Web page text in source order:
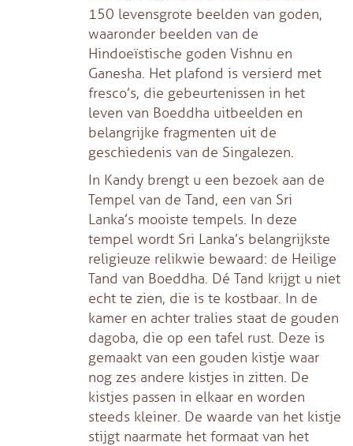
150 levensgrote beelden van goden,
waaronder beelden van de
Hindoeïstische goden Vishnu en
Ganesha. Het plafond is versierd met
fresco’s, die gebeurtenissen in het
leven van Boeddha uitbeelden en
belangrijke fragmenten uit de
geschiedenis van de Singalezen.
In Kandy brengt u een bezoek aan de
Tempel van de Tand, een van Sri
Lanka’s mooiste tempels. In deze
tempel wordt Sri Lanka’s belangrijkste
religieuze relikwie bewaard: de Heilige
Tand van Boeddha. Dé Tand krijgt u niet
echt te zien, die is te kostbaar. In de
kamer en achter tralies staat de gouden
dagoba, die op een tafel rust. Deze is
gemaakt van een gouden kistje waar
nog zes andere kistjes in zitten. De
kistjes passen in elkaar en worden
steeds kleiner. De waarde van het kistje
stijgt naarmate het formaat van het